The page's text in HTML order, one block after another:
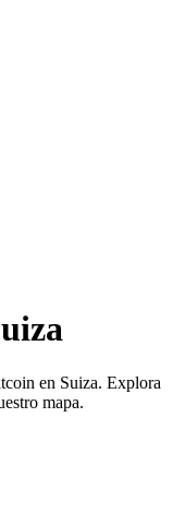
en Suiza. Explora
mapa.